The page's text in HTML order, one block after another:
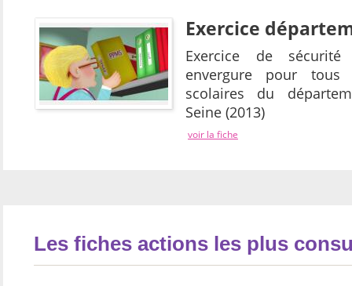
Exercice
Exercice de
envergure pour tous
scolaires du
Seine (2013)
voir la fiche
Les fiches actions les plus